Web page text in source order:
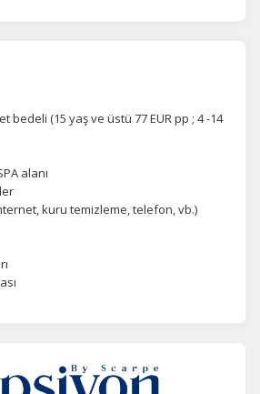
uygun reklamlar göstermek için
reklamları görmeye devam
az alakalı olabilirler.
bedeli (15 yaş ve üstü 77 EUR pp ; 4 -14
alanı
kuru temizleme, telefon, vb.)